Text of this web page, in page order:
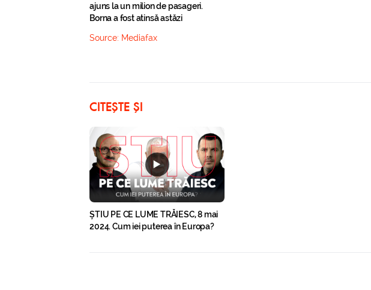
ajuns la un milion de pasageri.
Borna a fost atinsă astăzi
Source: Mediafax
CITEȘTE ȘI
ȘTIU PE CE LUME TRĂIESC, 8 mai
2024. Cum iei puterea în Europa?